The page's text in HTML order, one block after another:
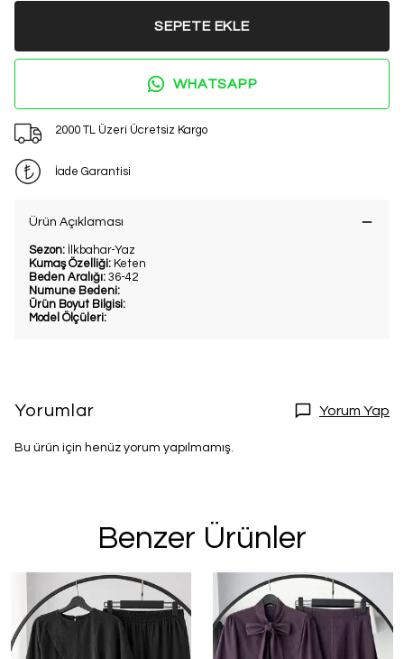
SEPETE EKLE
WHATSAPP
2000 TL Üzeri Ücretsiz Kargo
İade Garantisi
Ürün Açıklaması
Sezon: İlkbahar-Yaz
Kumaş Özelliği: Keten
Beden Aralığı: 36-42
Numune Bedeni:
Ürün Boyut Bilgisi:
Model Ölçüleri:
Yorumlar Yorum Yap
Bu ürün için henüz yorum yapılmamış.
Benzer Ürünler